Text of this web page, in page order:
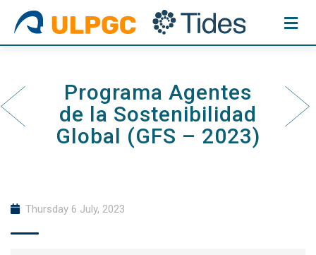
content
Programa Agentes
de la Sostenibilidad
Global (GFS – 2023)
Thursday 6 July, 2023